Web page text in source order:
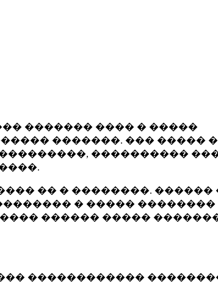
������� ���� � �����
�������. ��� �����
����������
�� � ��������. ������
� ����� ��������
������ �����
������������